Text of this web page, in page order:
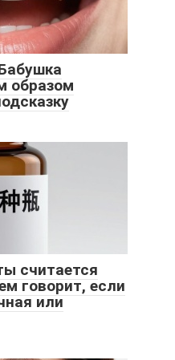
образом
считается
говорит, если
или